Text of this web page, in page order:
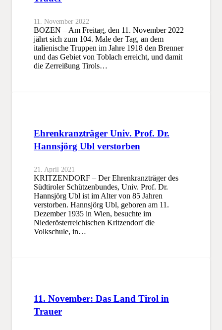
11. November 2022
BOZEN – Am Freitag, den 11. November 2022
jährt sich zum 104. Male der Tag, an dem
italienische Truppen im Jahre 1918 den Brenner
und das Gebiet von Toblach erreicht, und damit
die Zerreißung Tirols…
Ehrenkranzträger Univ. Prof. Dr.
Hannsjörg Ubl verstorben
21. April 2021
KRITZENDORF – Der Ehrenkranzträger des
Südtiroler Schützenbundes, Univ. Prof. Dr.
Hannsjörg Ubl ist im Alter von 85 Jahren
verstorben. Hannsjörg Ubl, geboren am 11.
Dezember 1935 in Wien, besuchte im
Niederösterreichischen Kritzendorf die
Volkschule, in…
11. November: Das Land Tirol in
Trauer